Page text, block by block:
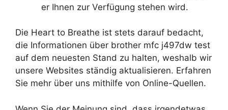
er Ihnen zur Verfügung stehen wird.
Die Heart to Breathe ist stets darauf bedacht,
die Informationen über brother mfc j497dw test
auf dem neuesten Stand zu halten, weshalb wir
unsere Websites ständig aktualisieren. Erfahren
Sie mehr über uns mithilfe von Online-Quellen.